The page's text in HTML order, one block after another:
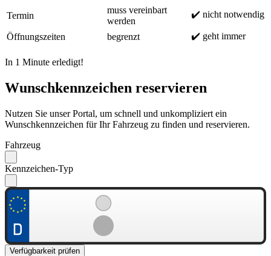
Termin
muss vereinbart
werden
✔️ nicht notwendig
Öffnungszeiten begrenzt ✔️ geht immer
In 1 Minute erledigt!
Wunschkennzeichen reservieren
Nutzen Sie unser Portal, um schnell und unkompliziert ein
Wunschkennzeichen für Ihr Fahrzeug zu finden und reservieren.
Fahrzeug
Kennzeichen-Typ
Verfügbarkeit prüfen